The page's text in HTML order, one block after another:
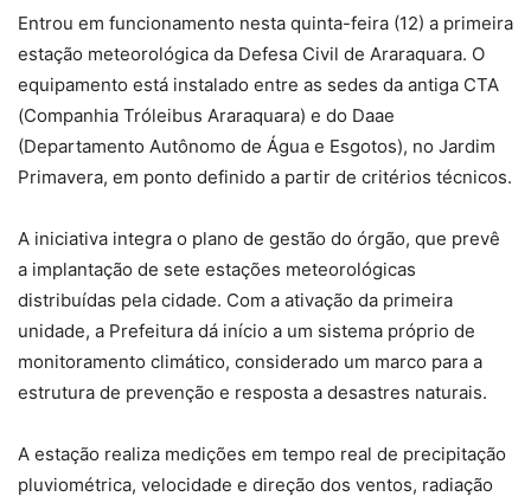
Entrou em funcionamento nesta quinta-feira (12) a primeira
estação meteorológica da Defesa Civil de Araraquara. O
equipamento está instalado entre as sedes da antiga CTA
(Companhia Tróleibus Araraquara) e do Daae
(Departamento Autônomo de Água e Esgotos), no Jardim
Primavera, em ponto definido a partir de critérios técnicos.
A iniciativa integra o plano de gestão do órgão, que prevê
a implantação de sete estações meteorológicas
distribuídas pela cidade. Com a ativação da primeira
unidade, a Prefeitura dá início a um sistema próprio de
monitoramento climático, considerado um marco para a
estrutura de prevenção e resposta a desastres naturais.
A estação realiza medições em tempo real de precipitação
pluviométrica, velocidade e direção dos ventos, radiação